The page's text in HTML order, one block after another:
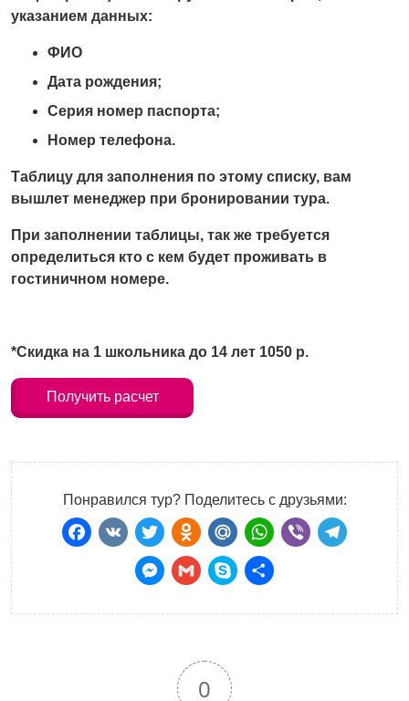
указанием данных:
ФИО
Дата рождения;
Серия номер паспорта;
Номер телефона.
Таблицу для заполнения по этому списку, вам
вышлет менеджер при бронировании тура.
При заполнении таблицы, так же требуется
определиться кто с кем будет проживать в
гостиничном номере.
*Скидка на 1 школьника до 14 лет 1050 р.
Получить расчет
Понравился тур? Поделитесь с друзьями:
Facebook
VKTwitter
Odnoklassniki
Mail.Ru
WhatsApp
Отправить
0